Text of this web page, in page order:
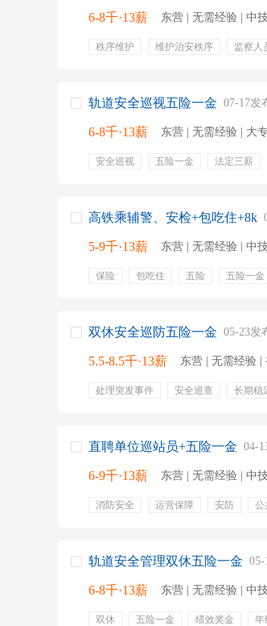
6-8千·13薪 东营 | 无需经验 | 中
秩序维护 维护治安秩序 监察人
补充医疗保险
缴纳五险 包吃包住
轨道安全巡视五险一金 07-17发
6-8千·13薪 东营 | 无需经验 | 大
安全巡视 五险一金 法定三薪
弹性工作
培训 上一休一
高铁乘辅警、安检+包吃住+8k
5-9千·13薪 东营 | 无需经验 | 中
保险 包吃住 五险 五险一金
双休安全巡防五险一金 05-23发
5.5-8.5千·13薪 东营 | 无需经验 |
处理突发事件 安全巡查 长期稳
弹性工作
双休 培训
直聘单位巡站员+五险一金 04-
6-9千·13薪 东营 | 无需经验 | 中
消防安全 运营保障 安防 公
轨道安全管理双休五险一金 05-
6-8千·13薪 东营 | 无需经验 | 中
双休 五险一金 绩效奖金 年